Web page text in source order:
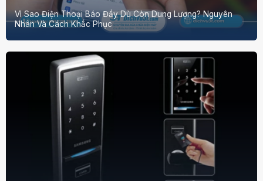
Vì Sao Điện Thoại Báo Đầy Dù Còn Dung Lượng? Nguyên
Nhân Và Cách Khắc Phục